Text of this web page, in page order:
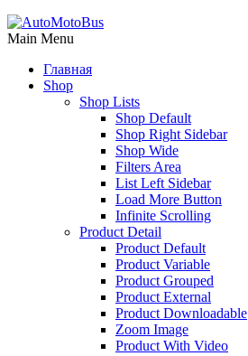
Main Menu
Главная
Shop
Shop Lists
Shop Default
Shop Right Sidebar
Shop Wide
Filters Area
List Left Sidebar
Load More Button
Infinite Scrolling
Product Detail
Product Default
Product Variable
Product Grouped
Product External
Product Downloadable
Zoom Image
Product With Video